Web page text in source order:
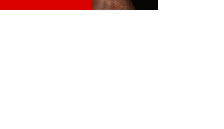
Jogue com responsabilidade. 18+